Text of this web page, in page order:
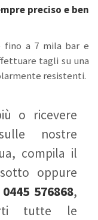
preciso e ben
fino a 7 mila bar e
tagli su una
resistenti.
o ricevere
nostre
compila il
oppure
576868,
tutte le